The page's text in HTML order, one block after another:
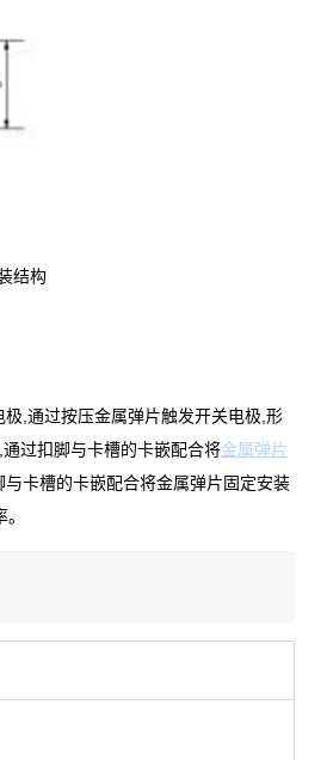
结构
极,通过按压金属弹片触发开关电极,形
,通过扣脚与卡槽的卡嵌配合将金属弹片
卡槽的卡嵌配合将金属弹片固定安装